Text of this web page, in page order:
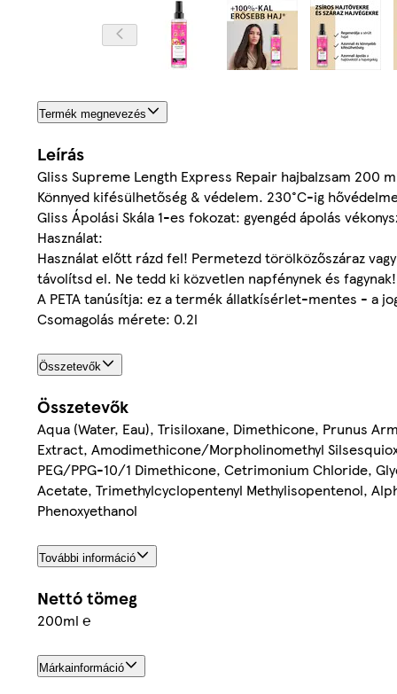
Termék megnevezés
Leírás
Gliss Supreme Length Express Repair hajbalzsam
Könnyed kifésülhetőség & védelem. 230°C-ig
Gliss Ápolási Skála 1-es fokozat: gyengéd ápolás
Használat:
Használat előtt rázd fel! Permetezd törölközőszáraz
távolítsd el. Ne tedd ki közvetlen napfénynek és fagynak!
A PETA tanúsítja: ez a termék állatkísérlet-mentes - a
Csomagolás mérete: 0.2l
Összetevők
Összetevők
Aqua (Water, Eau), Trisiloxane, Dimethicone, Prunus
Extract, Amodimethicone/Morpholinomethyl
PEG/PPG-10/1 Dimethicone, Cetrimonium Chloride,
Acetate, Trimethylcyclopentenyl Methylisopentenol,
Phenoxyethanol
További információ
Nettó tömeg
200ml ℮
Márkainformáció